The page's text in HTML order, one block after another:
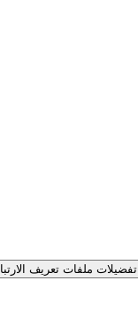
تفضيلات ملفات تعريف